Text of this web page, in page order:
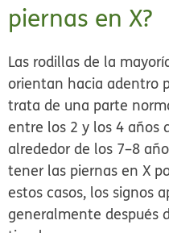
piernas en X?
Las rodillas de la
orientan hacia adentro
trata de una parte
entre los 2 y los 4 años
alrededor de los 7–8
tener las piernas en X
estos casos, los signos
generalmente después